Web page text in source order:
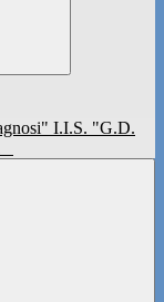
I.I.S. "G.D.